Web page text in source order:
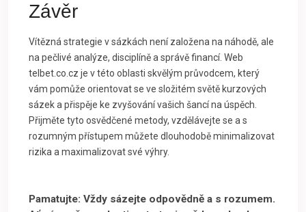
Závěr
Vítězná strategie v sázkách není založena na náhodě, ale
na pečlivé analýze, disciplíně a správě financí. Web
telbet.co.cz je v této oblasti skvělým průvodcem, který
vám pomůže orientovat se ve složitém světě kurzových
sázek a přispěje ke zvyšování vašich šancí na úspěch.
Přijměte tyto osvědčené metody, vzdělávejte se a s
rozumným přístupem můžete dlouhodobě minimalizovat
rizika a maximalizovat své výhry.
Pamatujte: Vždy sázejte odpovědně a s rozumem.